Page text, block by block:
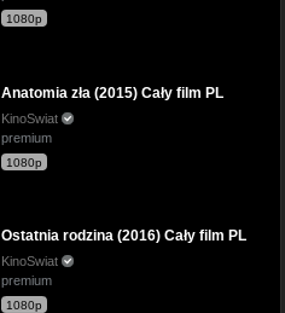
1080p
Anatomia zła (2015) Cały film PL
KinoSwiat
premium
1080p
Ostatnia rodzina (2016) Cały film PL
KinoSwiat
premium
1080p